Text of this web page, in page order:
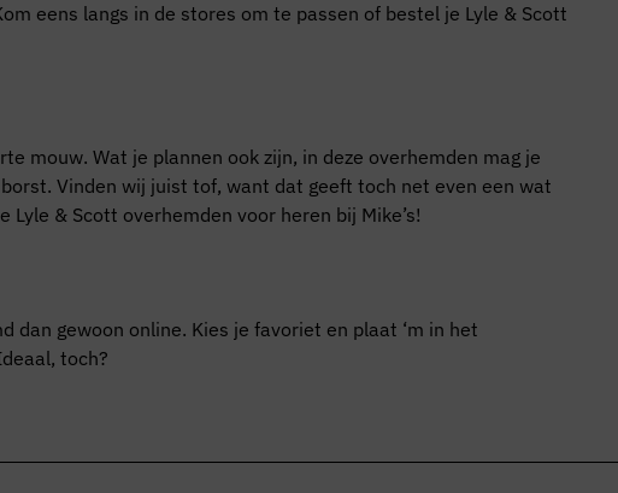
eens langs in de stores om te passen of bestel je Lyle & Scott
mouw. Wat je plannen ook zijn, in deze overhemden mag je
Vinden wij juist tof, want dat geeft toch net even een wat
& Scott overhemden voor heren bij Mike’s!
dan gewoon online. Kies je favoriet en plaat ‘m in het
toch?